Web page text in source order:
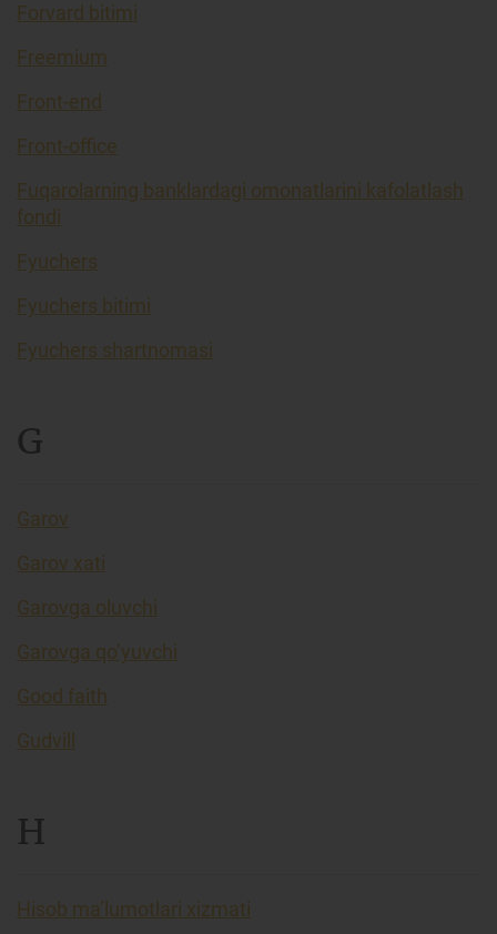
Forvard bitimi
Freemium
Front-end
Front-office
Fuqarolarning banklardagi omonatlarini kafolatlash
fondi
Fyuchers
Fyuchers bitimi
Fyuchers shartnomasi
G
Garov
Garov xati
Garovga oluvchi
Garovga qo’yuvchi
Good faith
Gudvill
H
Hisob ma’lumotlari xizmati